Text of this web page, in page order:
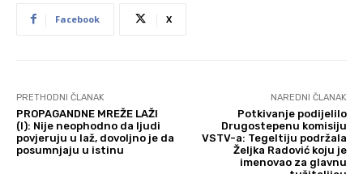
Facebook X
PRETHODNI ČLANAK
PROPAGANDNE MREŽE LAŽI
(I): Nije neophodno da ljudi
povjeruju u laž, dovoljno je da
posumnjaju u istinu
NAREDNI ČLANAK
Potkivanje podijelilo
Drugostepenu komisiju
VSTV-a: Tegeltiju podržala
Željka Radović koju je
imenovao za glavnu